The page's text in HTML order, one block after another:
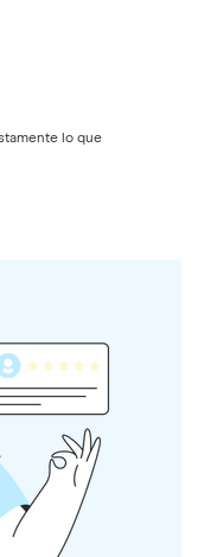
lo que